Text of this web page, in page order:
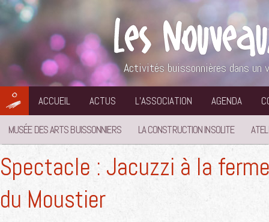
Aller
au
contenu
Activités buissonnières dans
ACCUEIL ACTUS L’ASSOCIATION AGENDA
MUSÉE DES ARTS BUISSONNIERS LA CONSTRUCTION INSOLITE
Spectacle : Jacuzzi à la
du Moustier